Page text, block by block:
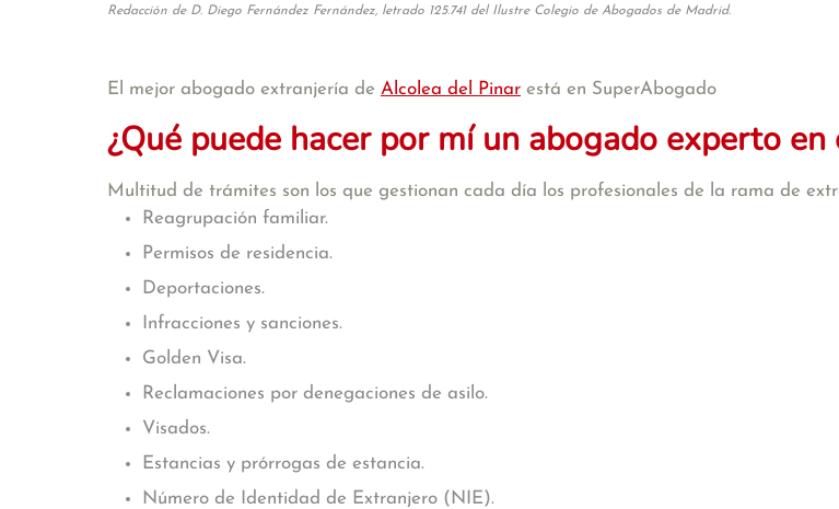
Redacción de D. Diego Fernández Fernández, letrado 125.741 del Ilustre Colegio de Abogados de Madrid.
El mejor abogado extranjería de Alcolea del Pinar está en SuperAbogado
¿Qué puede hacer por mí un abogado experto en
Multitud de trámites son los que gestionan cada día los profesionales de la rama de
Reagrupación familiar.
Permisos de residencia.
Deportaciones.
Infracciones y sanciones.
Golden Visa.
Reclamaciones por denegaciones de asilo.
Visados.
Estancias y prórrogas de estancia.
Número de Identidad de Extranjero (NIE).